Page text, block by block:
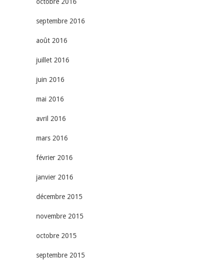
septembre 2016
août 2016
juillet 2016
juin 2016
mai 2016
avril 2016
mars 2016
février 2016
janvier 2016
décembre 2015
novembre 2015
octobre 2015
septembre 2015